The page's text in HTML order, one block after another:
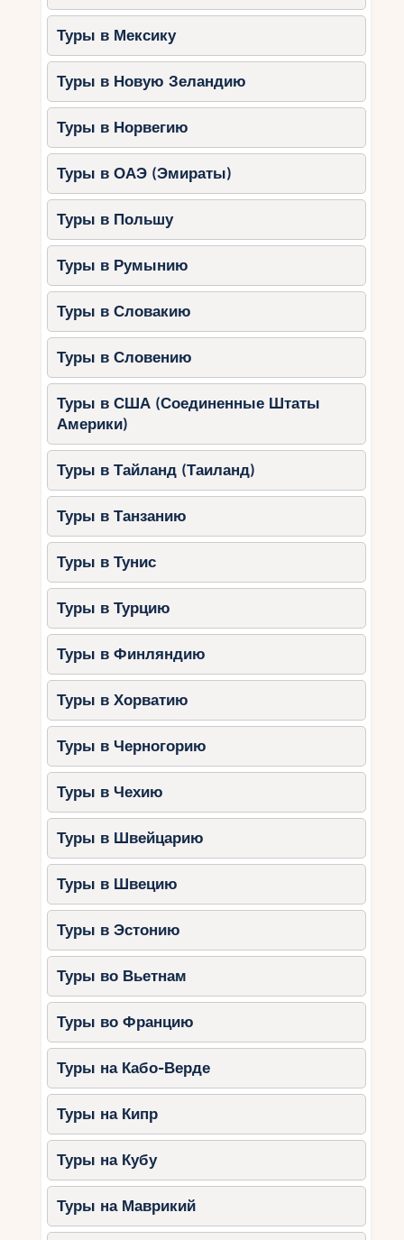
Туры в Мексику
Туры в Новую Зеландию
Туры в Норвегию
Туры в ОАЭ (Эмираты)
Туры в Польшу
Туры в Румынию
Туры в Словакию
Туры в Словению
Туры в США (Соединенные Штаты
Америки)
Туры в Тайланд (Таиланд)
Туры в Танзанию
Туры в Тунис
Туры в Турцию
Туры в Финляндию
Туры в Хорватию
Туры в Черногорию
Туры в Чехию
Туры в Швейцарию
Туры в Швецию
Туры в Эстонию
Туры во Вьетнам
Туры во Францию
Туры на Кабо-Верде
Туры на Кипр
Туры на Кубу
Туры на Маврикий